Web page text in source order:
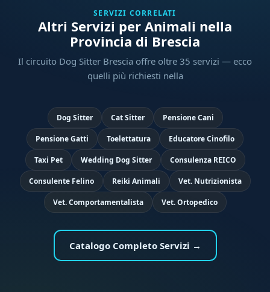
SERVIZI CORRELATI
Altri Servizi per Animali nella
Provincia di Brescia
Il circuito Dog Sitter Brescia offre oltre 35 servizi — ecco
quelli più richiesti nella
Dog Sitter Cat Sitter Pensione Cani
Pensione Gatti Toelettatura Educatore Cinofilo
Taxi Pet Wedding Dog Sitter Consulenza REICO
Consulente Felino Reiki Animali Vet. Nutrizionista
Vet. Comportamentalista Vet. Ortopedico
Catalogo Completo Servizi →